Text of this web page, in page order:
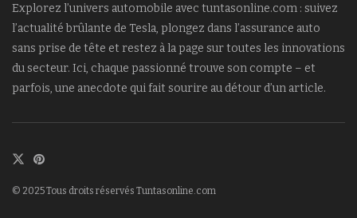
Explorez l’univers automobile avec tuntasonline.com : suivez
l’actualité brûlante de Tesla, plongez dans l’assurance auto
sans prise de tête et restez à la page sur toutes les innovations
du secteur. Ici, chaque passionné trouve son compte – et
parfois, une anecdote qui fait sourire au détour d’un article.
© 2025 Tous droits réservés Tuntasonline.com